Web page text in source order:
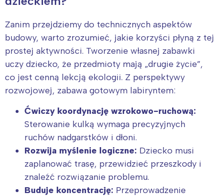
Zanim przejdziemy do technicznych aspektów
budowy, warto zrozumieć, jakie korzyści płyną z tej
prostej aktywności. Tworzenie własnej zabawki
uczy dziecko, że przedmioty mają „drugie życie”,
co jest cenną lekcją ekologii. Z perspektywy
rozwojowej, zabawa gotowym labiryntem:
Ćwiczy koordynację wzrokowo-ruchową:
Sterowanie kulką wymaga precyzyjnych
ruchów nadgarstków i dłoni.
Rozwija myślenie logiczne: Dziecko musi
zaplanować trasę, przewidzieć przeszkody i
znaleźć rozwiązanie problemu.
Buduje koncentrację: Przeprowadzenie